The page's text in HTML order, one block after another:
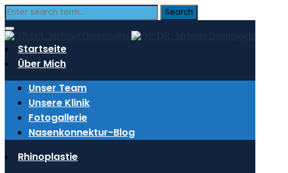
Startseite
Über Mich
Unser Team
Unsere Klinik
Fotogallerie
Nasenkonnektur-Blog
Rhinoplastie
Startseite